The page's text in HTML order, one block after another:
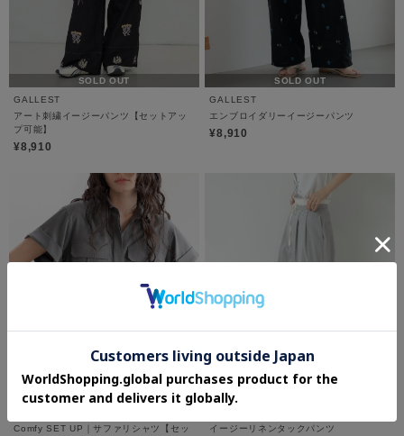
SOLD OUT
GALLEST
アート刺繍イージーパンツ【セットアッ
プ可能】
¥8,910
SOLD OUT
GALLEST
エンブロイダリーイージーパンツ
¥8,910
SOLD OUT
Comfy SET UP｜サファリシャツ【セッ
イージーリネンタックパンツ